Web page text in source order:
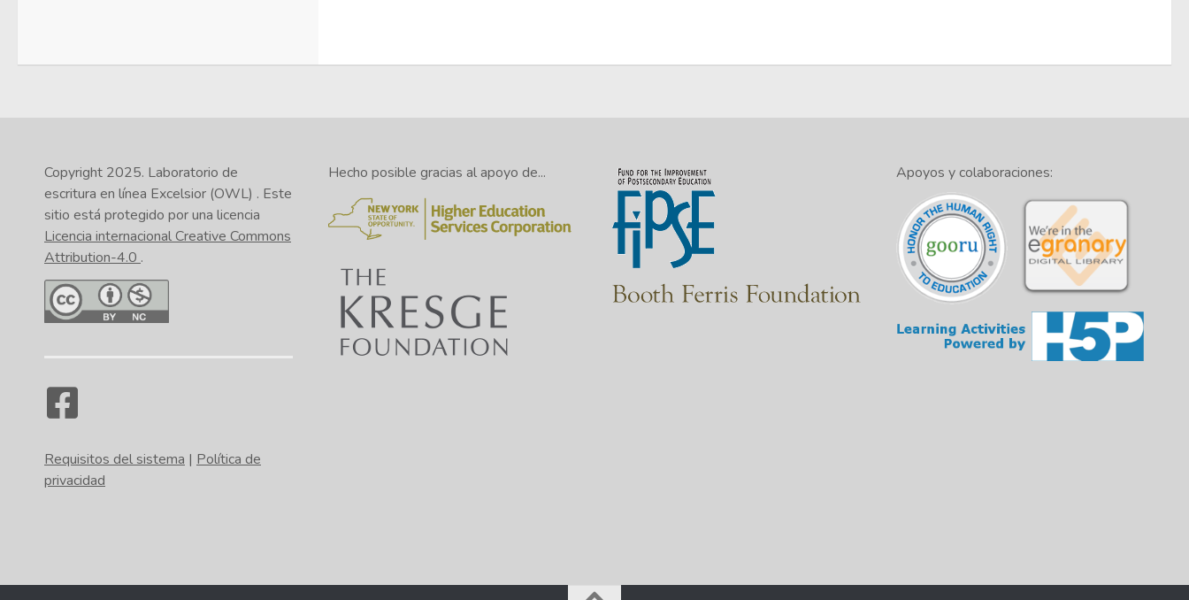
Copyright 2025. Laboratorio de
escritura en línea Excelsior (OWL) . Este
sitio está protegido por una licencia
Licencia internacional Creative Commons
Attribution-4.0 .
Requisitos del sistema | Política de
privacidad
Hecho posible gracias al apoyo de... Apoyos y colaboraciones: